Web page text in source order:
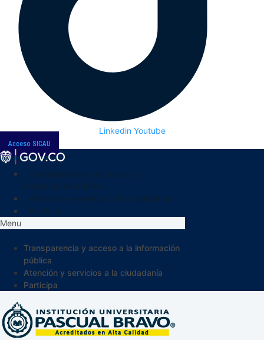
Linkedin Youtube
Acceso SICAU
Menu
Transparencia y acceso a la información
pública
Atención y servicios a la ciudadanía
Participa